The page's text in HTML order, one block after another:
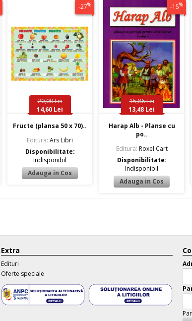
-27%
20,00 Lei
14,60 Lei
Fructe (plansa 50 x 70)..
Editura: Ars Libri
Disponibilitate:
Indisponibil
-15%
15,86 Lei
13,48 Lei
Harap Alb - Planse cu
po..
Editura: Roxel Cart
Disponibilitate:
Indisponibil
Extra
Edituri
Oferte speciale